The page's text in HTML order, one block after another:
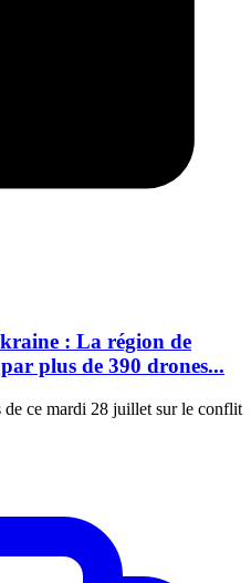
: La région de
plus de 390 drones...
de ce mardi 28 juillet sur le conflit